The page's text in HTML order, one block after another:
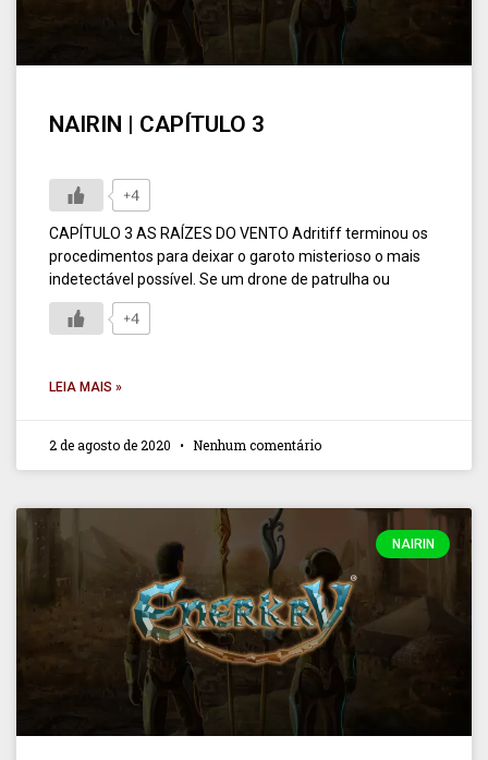
NAIRIN | CAPÍTULO 3
+4
CAPÍTULO 3 AS RAÍZES DO VENTO Adritiff terminou os
procedimentos para deixar o garoto misterioso o mais
indetectável possível. Se um drone de patrulha ou
+4
LEIA MAIS »
2 de agosto de 2020 Nenhum comentário
NAIRIN